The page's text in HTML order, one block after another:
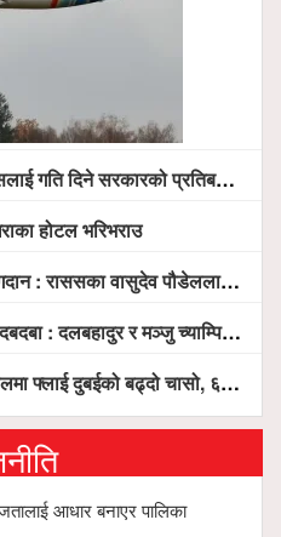
प्रतिबद्धता, स्थानीय सरोकारवालासँग व्यापक छलफल
होटल भरिभराउ
पौडेललाई ‘मिलेनियम ट्रेक अवार्ड’ प्रदान गरिने
र मञ्जु च्याम्पियन, नगदसहित भव्य सम्मान
घण्टा लामो प्राविधिक निरीक्षणपछि दैनिक उडानको ढोका खुल्दै
आधार बनाएर पालिका